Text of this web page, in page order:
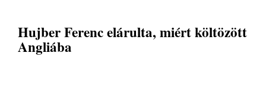
Hujber Ferenc elárulta, miért költözött
Angliába